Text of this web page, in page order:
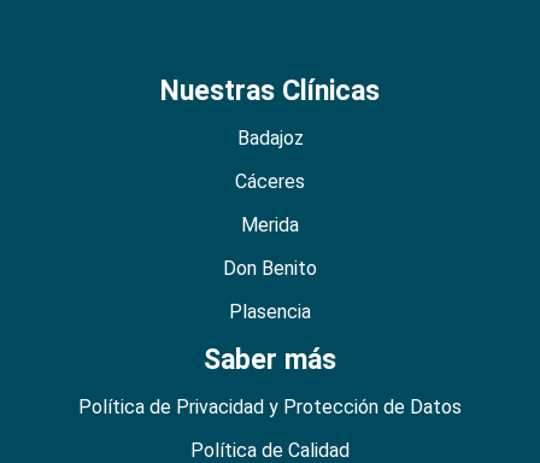
Nuestras Clínicas
Badajoz
Cáceres
Merida
Don Benito
Plasencia
Saber más
Política de Privacidad y Protección de Datos
Política de Calidad